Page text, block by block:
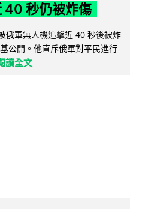
40 秒仍被炸傷
俄軍無人機追擊近 40 秒後被炸
公開。他直斥俄軍對平民進行
讀全文